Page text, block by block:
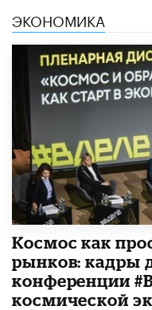
ЭКОНОМИКА
Космос как
рынков: кадры
конференции
космической